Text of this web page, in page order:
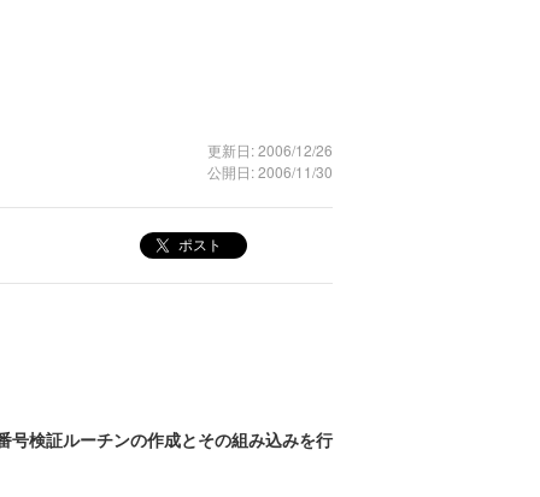
更新日: 2006/12/26
公開日: 2006/11/30
ポスト
号検証ルーチンの作成とその組み込みを行